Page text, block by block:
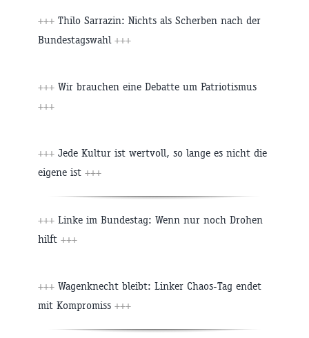
+++ Thilo Sarrazin: Nichts als Scherben nach der
Bundestagswahl +++
+++ Wir brauchen eine Debatte um Patriotismus
+++
+++ Jede Kultur ist wertvoll, so lange es nicht die
eigene ist +++
+++ Linke im Bundestag: Wenn nur noch Drohen
hilft +++
+++ Wagenknecht bleibt: Linker Chaos-Tag endet
mit Kompromiss +++